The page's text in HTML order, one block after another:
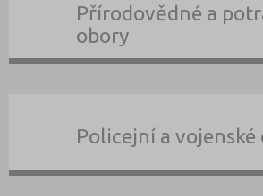
Přírodovědné a
obory
Policejní a vojenské